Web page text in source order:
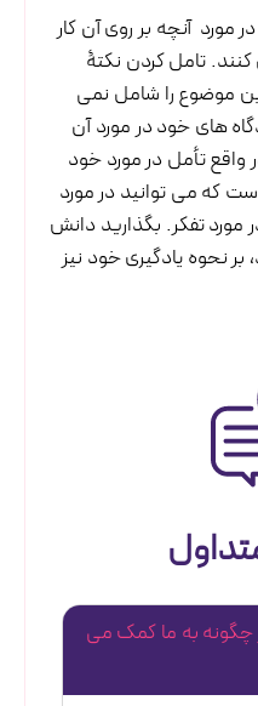
مورد آنچه بر روی آن کار
کنند. تامل کردن نکتۀ
موضوع را شامل نمی
های خود در مورد آن
واقع تأمل در مورد خود
که می توانید در مورد
مورد تفکر. بگذارید دانش
بر نحوه یادگیری خود نیز
چگونه به ما کمک می